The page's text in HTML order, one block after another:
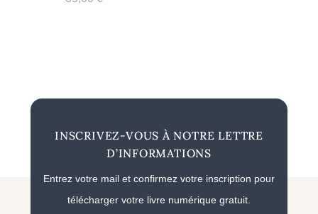
INSCRIVEZ-VOUS À NOTRE LETTRE
D’INFORMATIONS
Entrez votre mail et confirmez votre inscription pour
télécharger votre livre numérique gratuit.